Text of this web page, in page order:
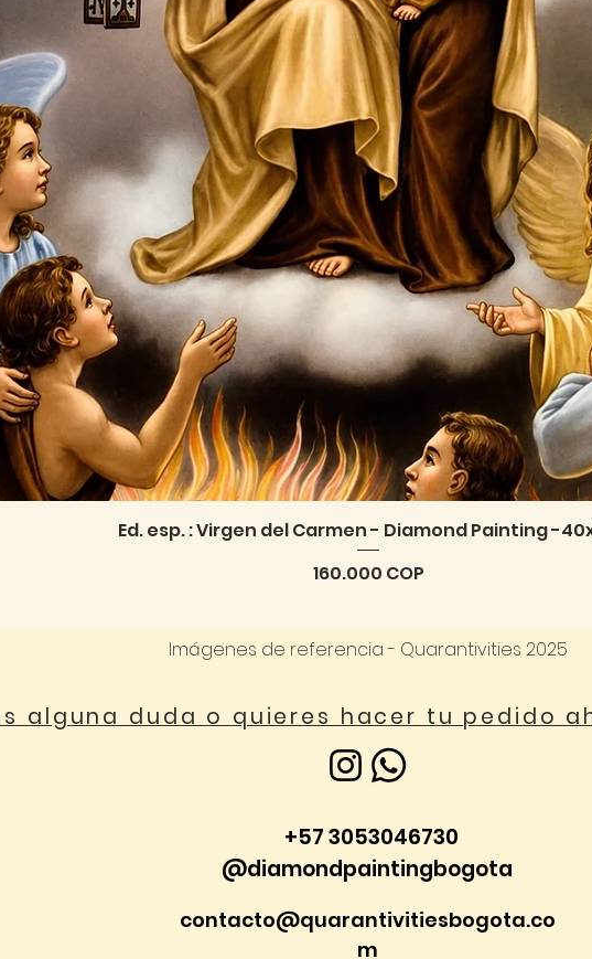
Vista rápida
Ed. esp. : Virgen del Carmen - Diamond Painting -
Precio
160.000 COP
Imágenes de referencia - Quarantivities 2025
alguna duda o quieres hacer tu pedido
+57 3053046730
@diamondpaintingbogota
contacto@quarantivitiesbogota.co
m